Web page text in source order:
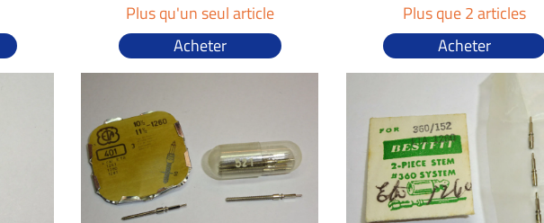
Plus qu'un seul article
Acheter
Plus que 2 articles
Acheter